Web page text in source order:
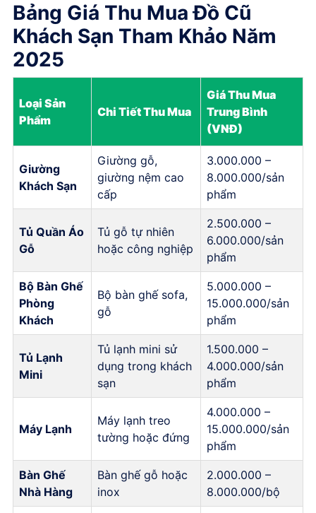
Bảng Giá Thu Mua Đồ Cũ
Khách Sạn Tham Khảo Năm
2025
Loại Sản
Phẩm
Chi Tiết Thu Mua
Giá Thu Mua
Trung Bình
(VNĐ)
Giường
Khách Sạn
Giường gỗ,
giường nệm cao
cấp
3.000.000 –
8.000.000/sản
phẩm
Tủ Quần Áo
Gỗ
Tủ gỗ tự nhiên
hoặc công nghiệp
2.500.000 –
6.000.000/sản
phẩm
Bộ Bàn Ghế
Phòng
Khách
Bộ bàn ghế sofa,
gỗ
5.000.000 –
15.000.000/sản
phẩm
Tủ Lạnh
Mini
Tủ lạnh mini sử
dụng trong khách
sạn
1.500.000 –
4.000.000/sản
phẩm
Máy Lạnh
Máy lạnh treo
tường hoặc đứng
4.000.000 –
15.000.000/sản
phẩm
Bàn Ghế
Nhà Hàng
Bàn ghế gỗ hoặc
inox
2.000.000 –
8.000.000/bộ